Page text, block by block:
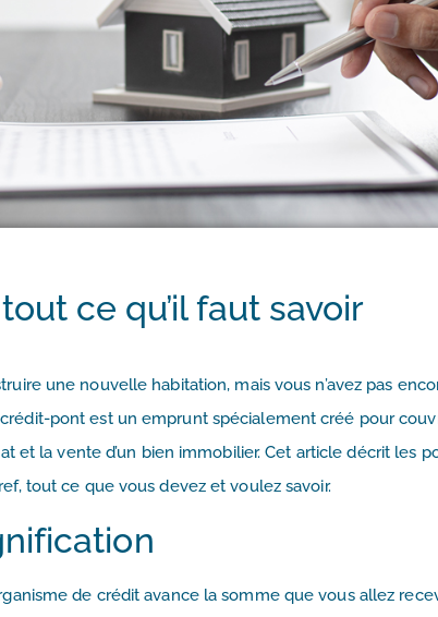
ce qu’il faut savoir
une nouvelle habitation, mais vous n’avez pas
pont est un emprunt spécialement créé pour
et la vente d’un bien immobilier. Cet article décrit les
tout ce que vous devez et voulez savoir.
de crédit avance la somme que vous allez